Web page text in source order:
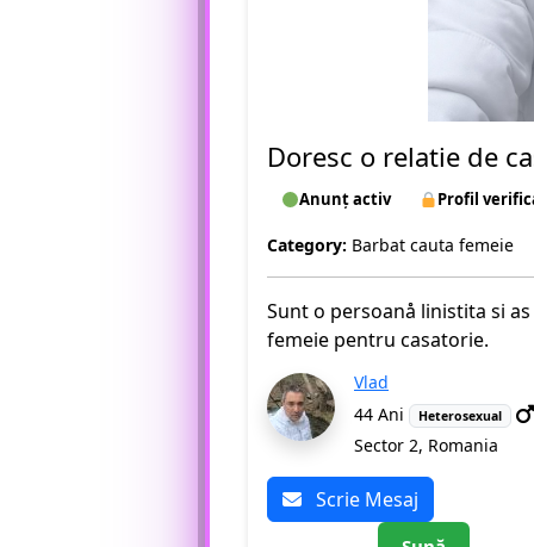
Doresc o relatie de
Anunț activ Profil
Category: Barbat cauta femeie
Sunt o persoanå linistita si
femeie pentru casatorie.
Vlad
44 Ani
Heterosexual
Sector 2, Romania
Scrie Mesaj